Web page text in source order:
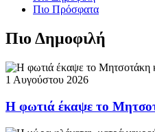
Πιο Πρόσφατα
Πιο Δημοφιλή
1 Αυγούστου 2026
Η φωτιά έκαψε το